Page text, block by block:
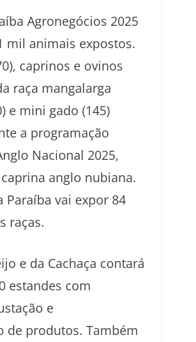
Agronegócios 2025
mil animais expostos.
caprinos e ovinos
raça mangalarga
e mini gado (145)
a programação
Nacional 2025,
anglo nubiana.
Paraíba vai expor 84
raças.
e da Cachaça contará
estandes com
e
de produtos. Também